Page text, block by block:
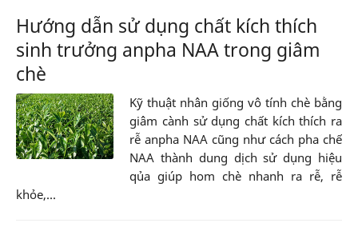
Hướng dẫn sử dụng chất kích thích
sinh trưởng anpha NAA trong giâm
chè
Kỹ thuật nhân giống vô tính chè bằng
giâm cành sử dụng chất kích thích ra
rễ anpha NAA cũng như cách pha chế
NAA thành dung dịch sử dụng hiệu
qủa giúp hom chè nhanh ra rễ, rễ
khỏe,...